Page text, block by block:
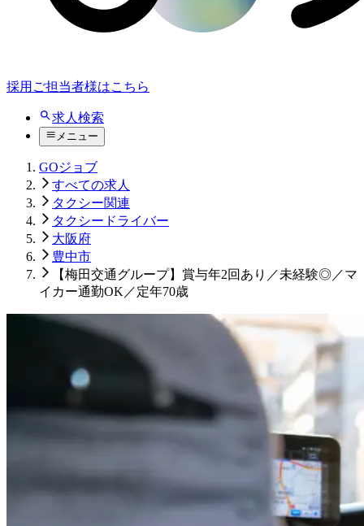
採用ご担当者様はこちら
求人検索
メニュー
GOジョブ
すべての求人
タクシー関連
タクシードライバー
大阪府
豊中市
【梅田交通グループ】賞与年2回あり／未経験◎／マ
イカー通勤OK／定年70歳